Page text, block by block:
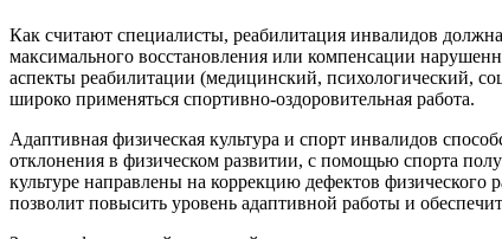
Как считают специалисты, реабилитация инвалидов
максимального восстановления или компенсации
аспекты реабилитации (медицинский, психологический,
широко применяться спортивно-оздоровительная работа.
Адаптивная физическая культура и спорт инвалидов
отклонения в физическом развитии, с помощью спорта
культуре направлены на коррекцию дефектов
позволит повысить уровень адаптивной работы и